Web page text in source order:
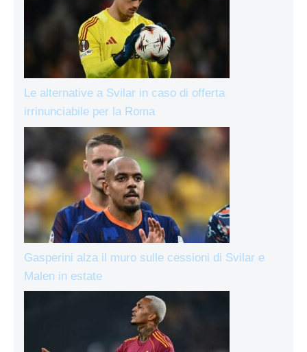
Le alternative a Svilar in caso di offerta
irrinunciabile per la Roma
Gasperini alza il muro sulle cessioni di Svilar e
Malen in estate